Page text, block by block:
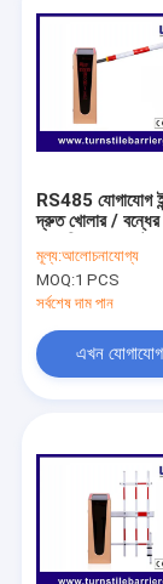
ভিডিও
আমাদের সম্বন্ধে
RS485 যোগাযোগ
দ্রুত খোলার /
মূল্য:আলোচনাযোগ্য
MOQ:1 PCS
সর্বশেষ দাম পান
এখন যোগাযোগ